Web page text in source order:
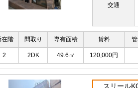
交通
在階 間取り 専有面積 賃料
2 2DK 49.6㎡ 120,000円
スリール